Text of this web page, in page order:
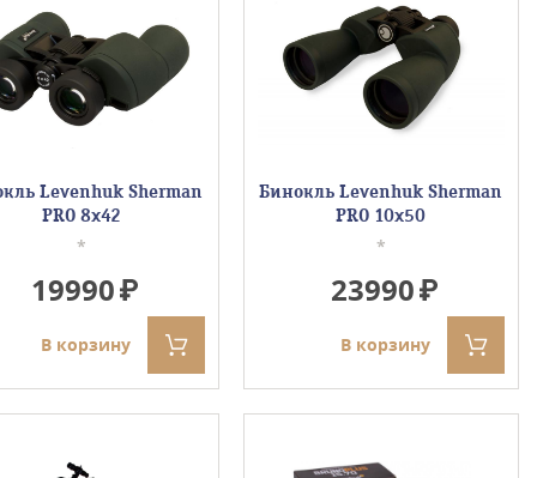
Levenhuk Sherman
PRO 8x42
*
19990
В корзину
Бинокль Levenhuk Sherman
PRO 10x50
*
23990
В корзину